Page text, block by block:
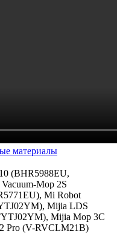
материалы
(BHR5988EU,
Mop 2S
Mi Robot
Mijia LDS
Mijia Mop 3C
Pro (V-RVCLM21B)